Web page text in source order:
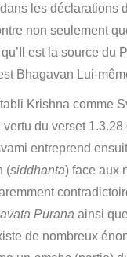
les déclarations
non seulement
est la source du
Bhagavan Lui-
Krishna comme
du verset 1.3.28
entreprend
(siddhanta) face aux
Purana ainsi
de nombreux